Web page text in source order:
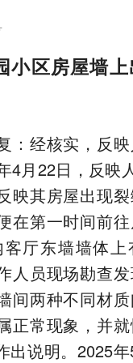
小区房屋墙
：经核实，反
4月22日，反映
映其房屋出现裂
在第一时间前
厅东墙墙体上
人员现场勘查
间两种不同材
正常现象，并
出说明。2025